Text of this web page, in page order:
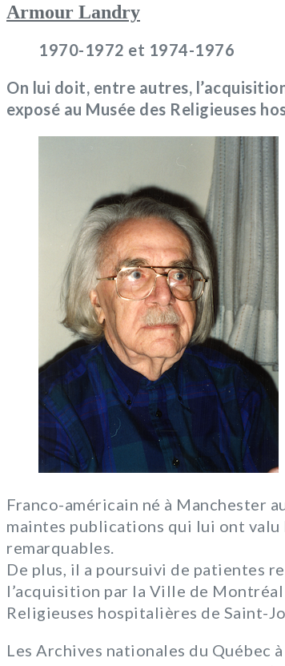
Armour Landry
1970-1972 et 1974-1976
On lui doit, entre autres,
exposé au Musée des Religieuses
Franco-américain né à Manchester
maintes publications qui lui ont valu
remarquables.
De plus, il a poursuivi de patientes
l’acquisition par la Ville de Montréal
Religieuses hospitalières de Saint-
Les Archives nationales du Québec